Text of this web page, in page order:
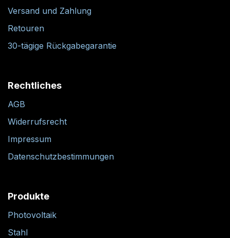
Versand und Zahlung
Retouren
30-tägige Rückgabegarantie
Rechtliches
AGB
Widerrufsrecht
Impressum
Datenschutzbestimmungen
Produkte
Photovoltaik
Stahl